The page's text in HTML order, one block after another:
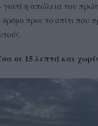
η απώλεια του
δρόμο προς το σπίτι που
σε 15 λεπτά και